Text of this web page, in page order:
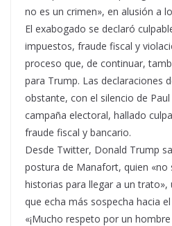
no es un crimen», en alusión a
El exabogado se declaró
impuestos, fraude fiscal y
proceso que, de continuar,
para Trump. Las declaraciones
obstante, con el silencio de
campaña electoral, hallado
fraude fiscal y bancario.
Desde Twitter, Donald Trump
postura de Manafort, quien «no
historias para llegar a un
que echa más sospecha hacia
«¡Mucho respeto por un